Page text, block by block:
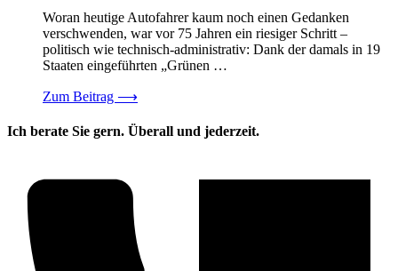
Woran heutige Autofahrer kaum noch einen Gedanken
verschwenden, war vor 75 Jahren ein riesiger Schritt –
politisch wie technisch-administrativ: Dank der damals in 19
Staaten eingeführten „Grünen …
Zum Beitrag ⟶
Ich berate Sie gern. Überall und jederzeit.